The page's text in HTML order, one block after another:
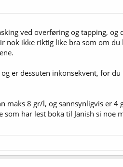
ved overføring og tapping, og
nok ikke riktig like bra som om
er dessuten inkonsekvent, for du
maks 8 gr/l, og sannsynligvis er 4
har lest boka til Janish si noe